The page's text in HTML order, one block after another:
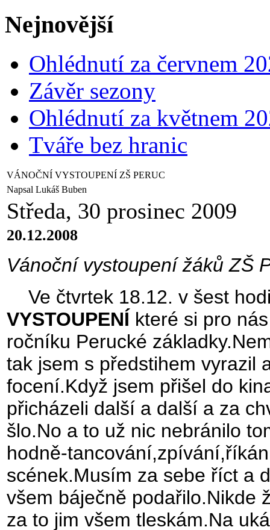
Nejnovější
Ohlédnutí za červnem
Závěr sezony
Ohlédnutí za květnem
Tváře bez hranic
VÁNOČNÍ VYSTOUPENÍ ZŠ PERUC
Napsal Lukáš Buben
Středa, 30 prosinec 2009
20.12.2008
Vánoční vystoupení žáků ZŠ
Ve čtvrtek 18.12. v šest
VYSTOUPENÍ které si pro
ročníku Perucké
tak jsem s předstihem vyrazil
focení.Když jsem přišel do
přicházeli další a další a za
šlo.No a to už nic nebránilo
hodně-
scének.Musím za sebe říct a
všem báječně podařilo.Nikde
za to jim všem tleskám.Na